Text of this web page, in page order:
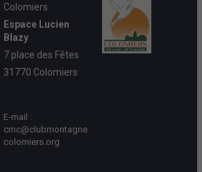
Colomiers
Espace Lucien
Blazy
7 place des Fêtes
31770 Colomiers
E-mail :
cmc@clubmontagne
colomiers.org